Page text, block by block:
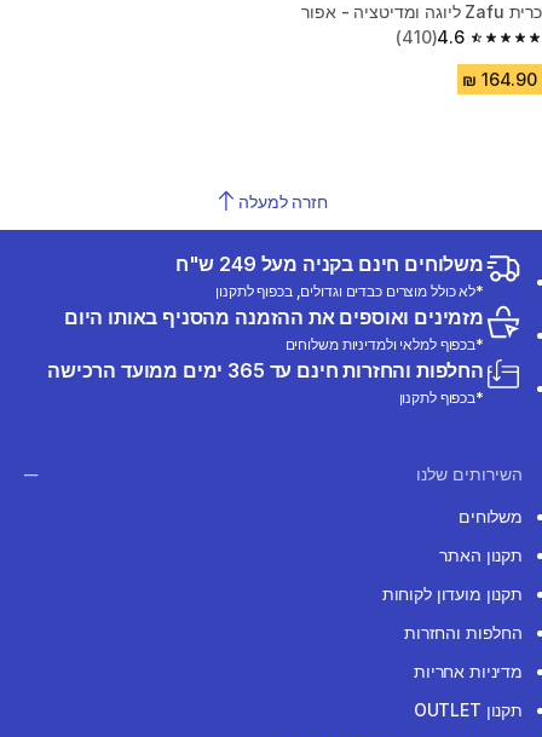
כרית Zafu ליוגה ומדיטציה - אפור
4.6
4.6 out of 5 stars from 410 reviews
(410)
חזרה למעלה
משלוחים חינם בקניה מעל 249 ש"ח
*לא כולל מוצרים כבדים וגדולים, בכפוף לתקנון
מזמינים ואוספים את ההזמנה מהסניף באותו היום
*בכפוף למלאי ולמדיניות משלוחים
החלפות והחזרות חינם עד 365 ימים ממועד הרכישה
*בכפוף לתקנון
השירותים שלנו
משלוחים
תקנון האתר
תקנון מועדון לקוחות
החלפות והחזרות
מדיניות אחריות
תקנון OUTLET